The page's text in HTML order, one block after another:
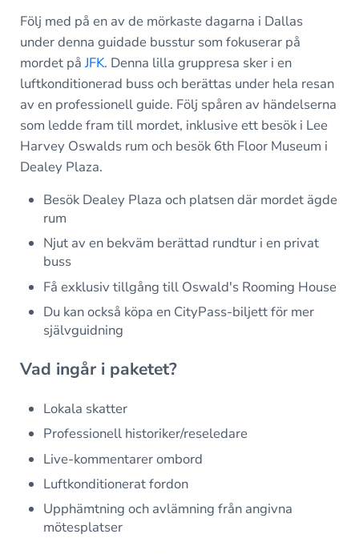
Följ med på en av de mörkaste dagarna i Dallas
under denna guidade busstur som fokuserar på
mordet påJFK. Denna lilla gruppresa sker i en
luftkonditionerad buss och berättas under hela resan
av en professionell guide. Följ spåren av händelserna
som ledde fram till mordet, inklusive ett besök i Lee
Harvey Oswalds rum och besök 6th Floor Museum i
Dealey Plaza.
Besök Dealey Plaza och platsen där mordet ägde
rum
Njut av en bekväm berättad rundtur i en privat
buss
Få exklusiv tillgång till Oswald's Rooming House
Du kan också köpa en CityPass-biljett för mer
självguidning
Vad ingår i paketet?
Lokala skatter
Professionell historiker/reseledare
Live-kommentarer ombord
Luftkonditionerat fordon
Upphämtning och avlämning från angivna
mötesplatser